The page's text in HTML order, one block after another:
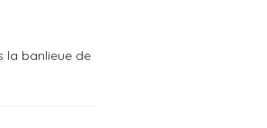
la banlieue de